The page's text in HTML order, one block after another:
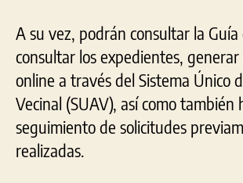
A su vez, podrán consultar la
consultar los expedientes,
online a través del Sistema Único
Vecinal (SUAV), así como también
seguimiento de solicitudes
realizadas.